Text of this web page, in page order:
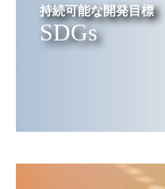
持続可能な開発目標
SDGs